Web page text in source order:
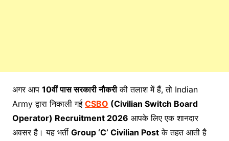
अगर आप 10वीं पास सरकारी नौकरीकी तलाश में हैं, तो Indian
Army द्वारा निकाली गई CSBO (Civilian Switch Board
Operator) Recruitment 2026 आपके लिए एक शानदार
अवसर है। यह भर्ती Group ‘C’ Civilian Postके तहत आती है